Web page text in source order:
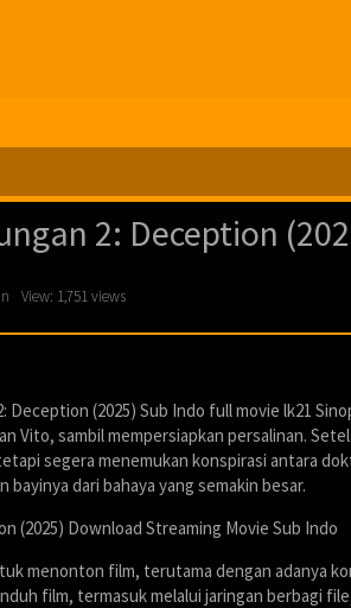
2: Deception
View: 1,751 views
Deception (2025) Sub Indo full movie lk21
Vito, sambil mempersiapkan persalinan.
segera menemukan konspirasi antara
bayinya dari bahaya yang semakin besar.
(2025) Download Streaming Movie Sub Indo
menonton film, terutama dengan adanya
film, termasuk melalui jaringan berbagi